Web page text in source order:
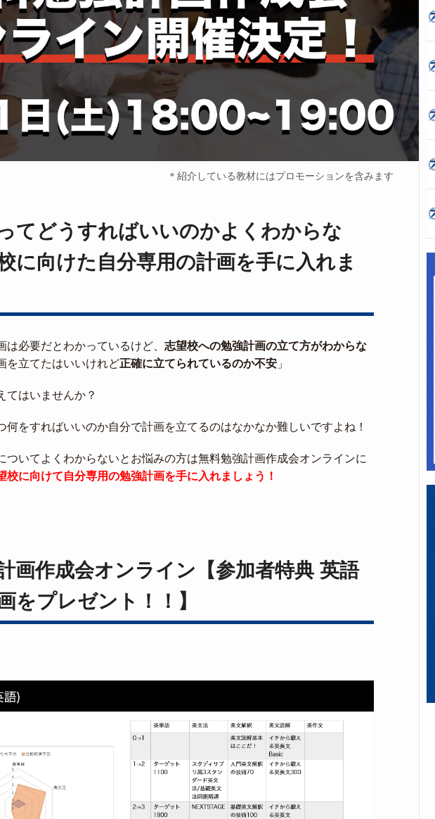
＊紹介している教材にはプロモーションを含みます
てどうすればいいのかよくわからな
に向けた自分専用の計画を手に入れま
は必要だとわかっているけど、 志望校への勉強計画の立て方がわからな
を立てたはいいけれど正確に立てられているのか不安 」
てはいませんか？
何をすればいいのか自分で計画を立てるのはなかなか難しいですよね！
ついてよくわからないとお悩みの方は無料勉強計画作成会オンラインに
校に向けて自分専用の勉強計画を手に入れましょう！
画作成会オンライン【参加者特典 英語
をプレゼント！！】